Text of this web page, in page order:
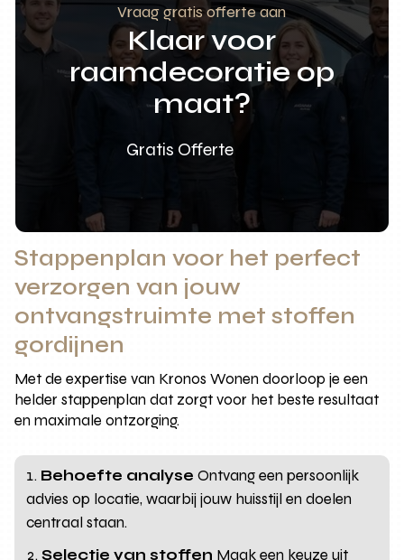
Vraag gratis offerte aan
Klaar voor
raamdecoratie op
maat?
Gratis Offerte
Stappenplan voor het perfect
verzorgen van jouw
ontvangstruimte met stoffen
gordijnen
Met de expertise van Kronos Wonen doorloop je een
helder stappenplan dat zorgt voor het beste resultaat
en maximale ontzorging.
Behoefte analyse Ontvang een persoonlijk
advies op locatie, waarbij jouw huisstijl en doelen
centraal staan.
Selectie van stoffen Maak een keuze uit